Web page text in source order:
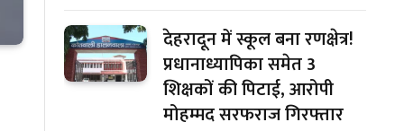
देहरादून में स्कूल बना रणक्षेत्र!
प्रधानाध्यापिका समेत 3
शिक्षकों की पिटाई, आरोपी
मोहम्मद सरफराज गिरफ्तार